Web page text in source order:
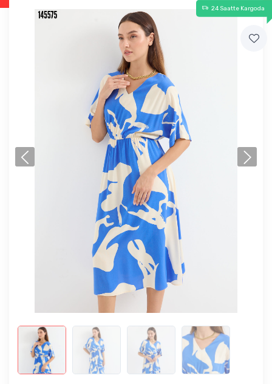
24 Saatte Kargoda